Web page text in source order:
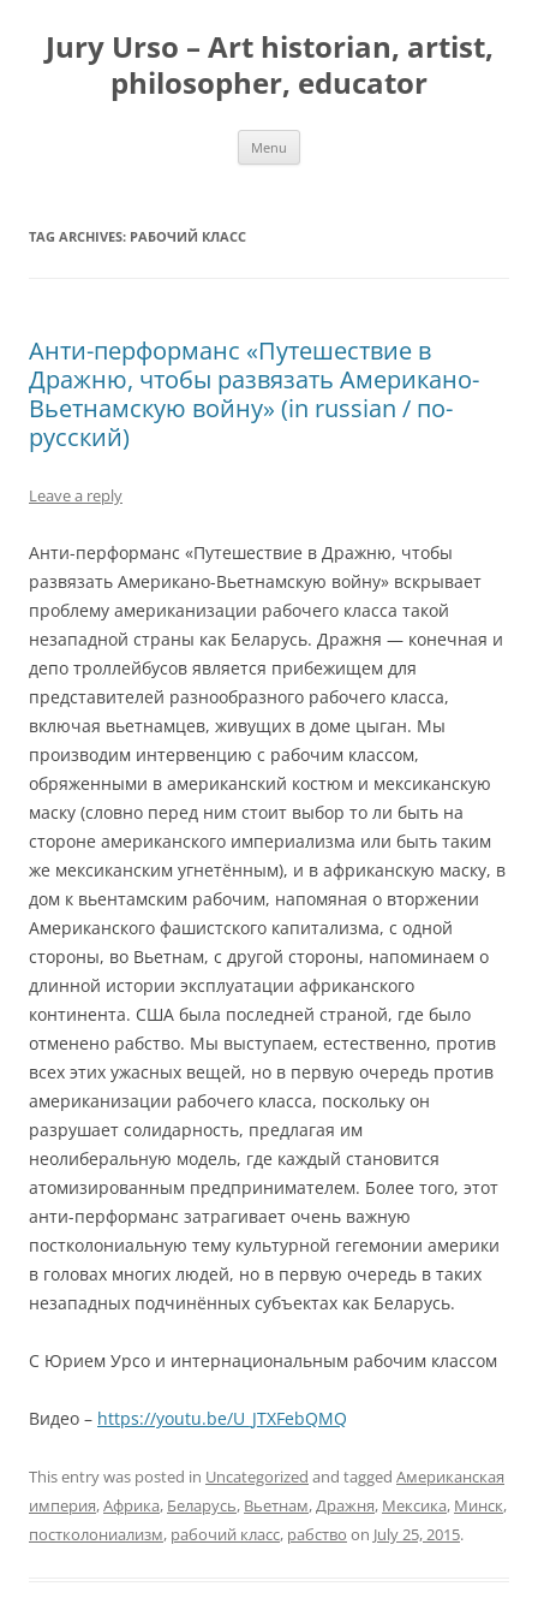
Jury Urso – Art historian, artist,
philosopher, educator
Menu
TAG ARCHIVES: РАБОЧИЙ КЛАСС
Анти-перформанс «Путешествие в
Дражню, чтобы развязать Американо-
Вьетнамскую войну» (in russian / по-
русский)
Leave a reply
Анти-перформанс «Путешествие в Дражню, чтобы
развязать Американо-Вьетнамскую войну» вскрывает
проблему американизации рабочего класса такой
незападной страны как Беларусь. Дражня — конечная и
депо троллейбусов является прибежищем для
представителей разнообразного рабочего класса,
включая вьетнамцев, живущих в доме цыган. Мы
производим интервенцию с рабочим классом,
обряженными в американский костюм и мексиканскую
маску (словно перед ним стоит выбор то ли быть на
стороне американского империализма или быть таким
же мексиканским угнетённым), и в африканскую маску, в
дом к вьентамским рабочим, напомяная о вторжении
Американского фашистского капитализма, с одной
стороны, во Вьетнам, с другой стороны, напоминаем о
длинной истории эксплуатации африканского
континента. США была последней страной, где было
отменено рабство. Мы выступаем, естественно, против
всех этих ужасных вещей, но в первую очередь против
американизации рабочего класса, поскольку он
разрушает солидарность, предлагая им
неолиберальную модель, где каждый становится
атомизированным предпринимателем. Более того, этот
анти-перформанс затрагивает очень важную
постколониальную тему культурной гегемонии америки
в головах многих людей, но в первую очередь в таких
незападных подчинённых субъектах как Беларусь.
С Юрием Урсо и интернациональным рабочим классом
Видео – https://youtu.be/U_JTXFebQMQ
This entry was posted in Uncategorized and tagged Американская
империя,Африка, Беларусь, Вьетнам,Дражня, Мексика, Минск,
постколониализм, рабочий класс, рабство on July 25, 2015.